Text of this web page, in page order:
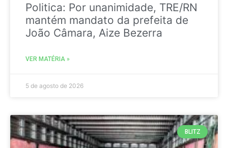
Politica: Por unanimidade, TRE/RN
mantém mandato da prefeita de
João Câmara, Aize Bezerra
VER MATÉRIA »
5 de agosto de 2026
BLITZ